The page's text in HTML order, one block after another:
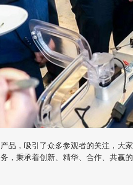
品，吸引了众多参观者的关注，大
，秉承着创新、精华、合作、共